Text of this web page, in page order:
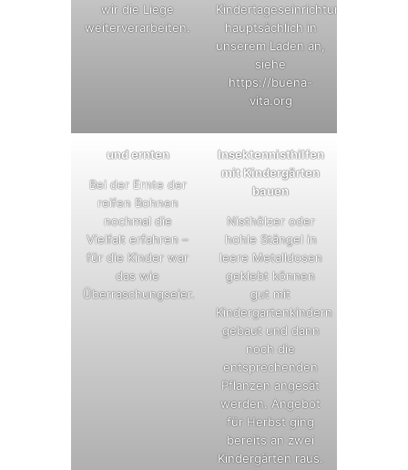
wir die Liege
weiterverarbeiten.
Kindertageseinrichtungen.
hauptsächlich in
unserem Laden an,
siehe
https://buena-
vita.org
und ernten
Bei der Ernte der
reifen Bohnen
nochmal die
Vielfalt erfahren –
für die Kinder war
das wie
Überraschungseier.
Insektennisthilfen
mit Kindergärten
bauen
Nisthölzer oder
hohle Stängel in
leere Metalldosen
geklebt können
gut mit
Kindergartenkindern
gebaut und dann
noch die
entsprechenden
Pflanzen angesät
werden. Angebot
für Herbst ging
bereits an zwei
Kindergärten raus.